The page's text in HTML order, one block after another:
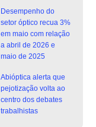
Desempenho do
setor óptico recua 3%
em maio com relação
a abril de 2026 e
maio de 2025
Abióptica alerta que
pejotização volta ao
centro dos debates
trabalhistas